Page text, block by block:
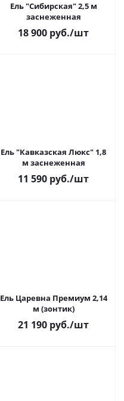
Ель "Сибирская" 2,5 м
заснеженная
18 900 руб./шт
Ель "Кавказская Люкс" 1,8
м заснеженная
11 590 руб./шт
Ель Царевна Премиум 2,14
м (зонтик)
21 190 руб./шт